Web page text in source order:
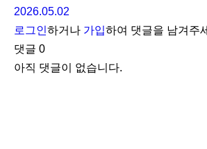
2026.05.02
로그인하거나 가입하여 댓글을 남겨주
댓글 0
아직 댓글이 없습니다.